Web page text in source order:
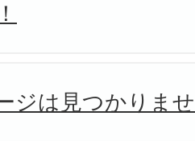
ジは見つかりま